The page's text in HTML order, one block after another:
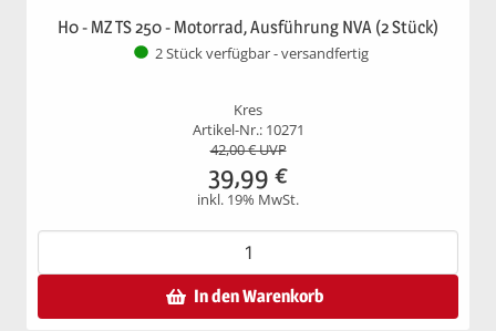
H0 - MZ TS 250 - Motorrad, Ausführung NVA (2 Stück)
2 Stück verfügbar - versandfertig
Kres
Artikel-Nr.: 10271
42,00€ UVP
39,99 €
inkl. 19% MwSt.
In den Warenkorb